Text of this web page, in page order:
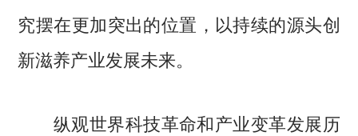
究摆在更加突出的位置，以持续的源头创
新滋养产业发展未来。
纵观世界科技革命和产业变革发展历